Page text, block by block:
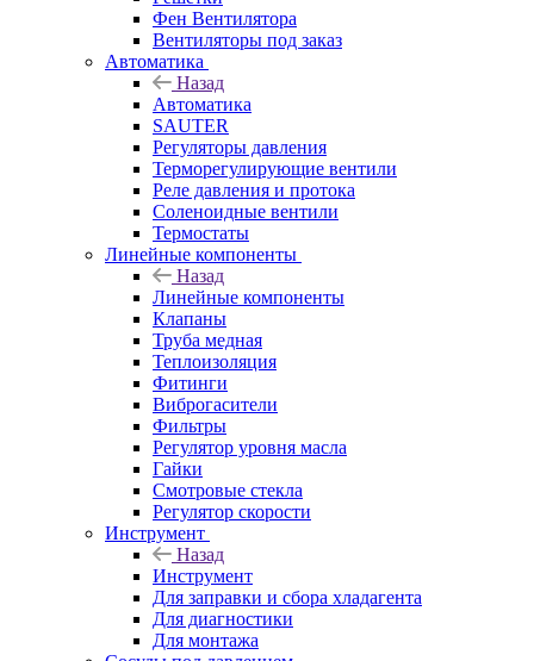
Фен Вентилятора
Вентиляторы под заказ
Автоматика
Назад
Автоматика
SAUTER
Регуляторы давления
Терморегулирующие вентили
Реле давления и протока
Соленоидные вентили
Термостаты
Линейные компоненты
Назад
Линейные компоненты
Клапаны
Труба медная
Теплоизоляция
Фитинги
Виброгасители
Фильтры
Регулятор уровня масла
Гайки
Смотровые стекла
Регулятор скорости
Инструмент
Назад
Инструмент
Для заправки и сбора хладагента
Для диагностики
Для монтажа